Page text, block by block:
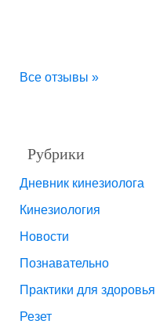
Все отзывы »
Рубрики
Дневник кинезиолога
Кинезиология
Новости
Познавательно
Практики для здоровья
Резет